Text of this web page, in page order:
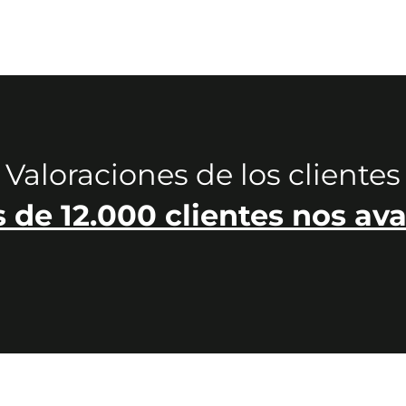
Valoraciones de los clientes
de 12.000 clientes nos